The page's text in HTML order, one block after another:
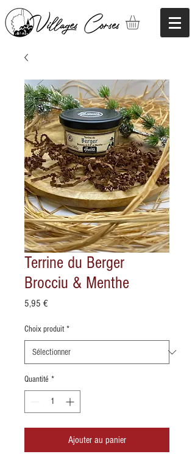
Terrine du Berger
Brocciu & Menthe
5,95 €Prix
Choix produit *
Quantité *
Ajouter au panier